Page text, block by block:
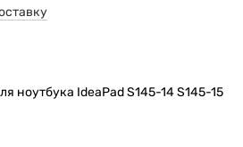
ноутбука IdeaPad S145-14 S145-15